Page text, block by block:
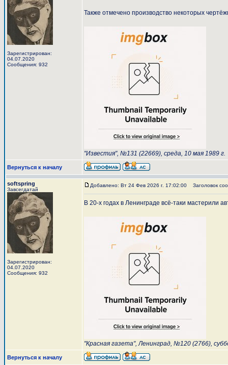
Зарегистрирован:
04.07.2020
Сообщения: 932
Также отмечено производство некоторых
"Известия", №131 (22669), среда, 10 мая 1989 г.
Вернуться к началу
softspring
Завсегдатай
Зарегистрирован:
04.07.2020
Сообщения: 932
Добавлено: Вт 24 Фев 2026 г. 17:02:00 Заголовок
В 20-х годах в Ленинграде всё-таки мастерили
"Красная газета", Ленинград, №120 (2766),
Вернуться к началу